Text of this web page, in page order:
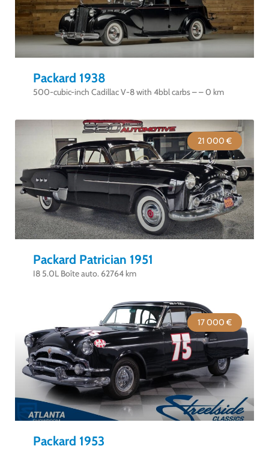
Packard 1938
500-cubic-inch Cadillac V-8 with 4bbl carbs – – 0 km
21 000 €
Packard Patrician 1951
I8 5.0L Boîte auto. 62764 km
17 000 €
Packard 1953